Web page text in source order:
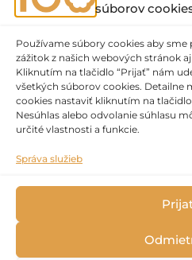
súborov
Používame súbory cookies aby sme
zážitok z našich webových stránok
Kliknutím na tlačidlo “Prijať” nám
všetkých súborov cookies. Detailne
cookies nastaviť kliknutím na tlačidlo
Nesúhlas alebo odvolanie súhlasu
určité vlastnosti a funkcie.
Správa služieb
Festivalový denník č. 3
Zuzana Kronerová pozýva na Scénickú žatvu!